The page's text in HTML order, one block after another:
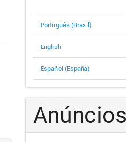
Português (Brasil)
English
Español (España)
Anúncios